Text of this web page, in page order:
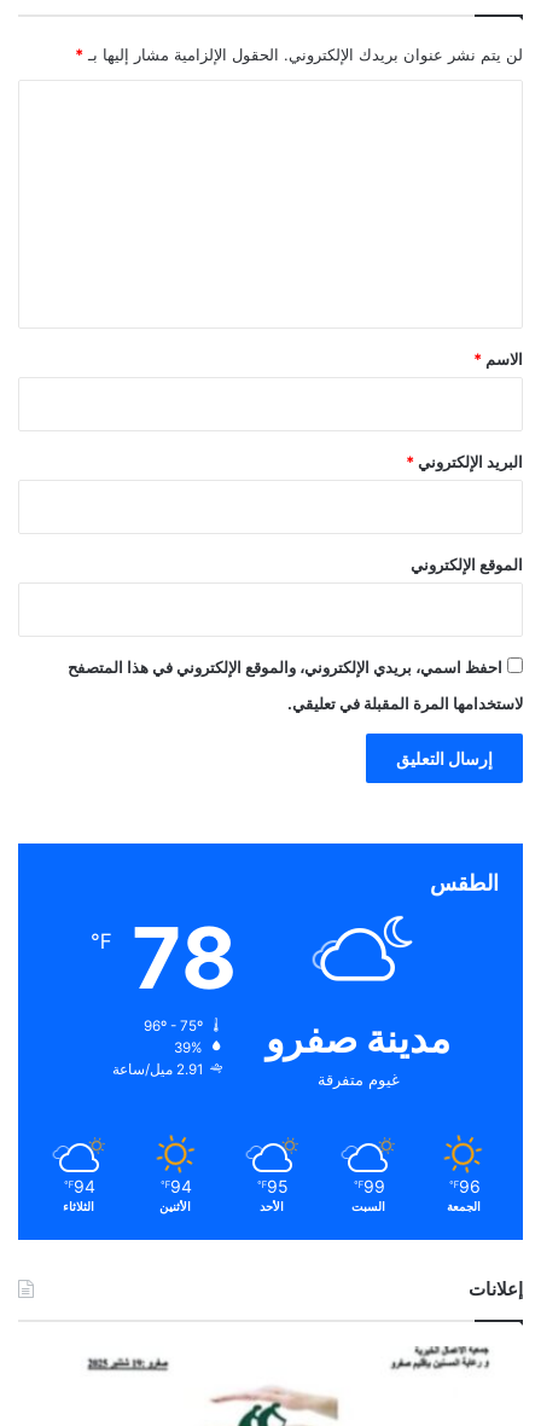
لن يتم نشر عنوان بريدك الإلكتروني. الحقول الإلزامية مشار إليها بـ *
*
الاسم *
البريد الإلكتروني *
الموقع الإلكتروني
احفظ اسمي، بريدي الإلكتروني، والموقع الإلكتروني في هذا المتصفح
لاستخدامها المرة المقبلة في تعليقي.
الطقس
مدينة صفرو
غيوم متفرقة
78
℉
39%
2.91 ميل/ساعة
96
℉
الجمعة
99
℉
السبت
95
℉
الأحد
94
℉
الأثنين
94
℉
الثلاثاء
إعلانات